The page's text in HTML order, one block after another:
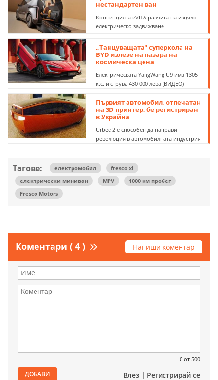
нестандартен ван
Концепцията eVITA разчита на изцяло
електрическо задвижване
„Танцуващата" суперкола на
BYD излезе на пазара на
космическа цена
Електрическата YangWang U9 има 1305
к.с. и струва 430 000 лева (ВИДЕО)
Първият автомобил, отпечатан
на 3D принтер, бе регистриран
в Украйна
Urbee 2 е способен да направи
революция в автомобилната индустрия
Тагове: електромобил
fresco xl
електрически миниван
MPV
1000 км пробег
Fresco Motors
Коментари ( 4 ) Напиши коментар
0 от 500
ДОБАВИ Влез | Регистрирай се